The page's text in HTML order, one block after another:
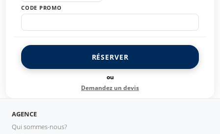
CODE PROMO
RÉSERVER
ou
Demandez un devis
AGENCE
Qui sommes-nous?